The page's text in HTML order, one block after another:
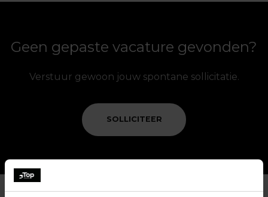
Geen gepaste vacature gevonden?
Verstuur gewoon jouw spontane sollicitatie.
SOLLICITEER